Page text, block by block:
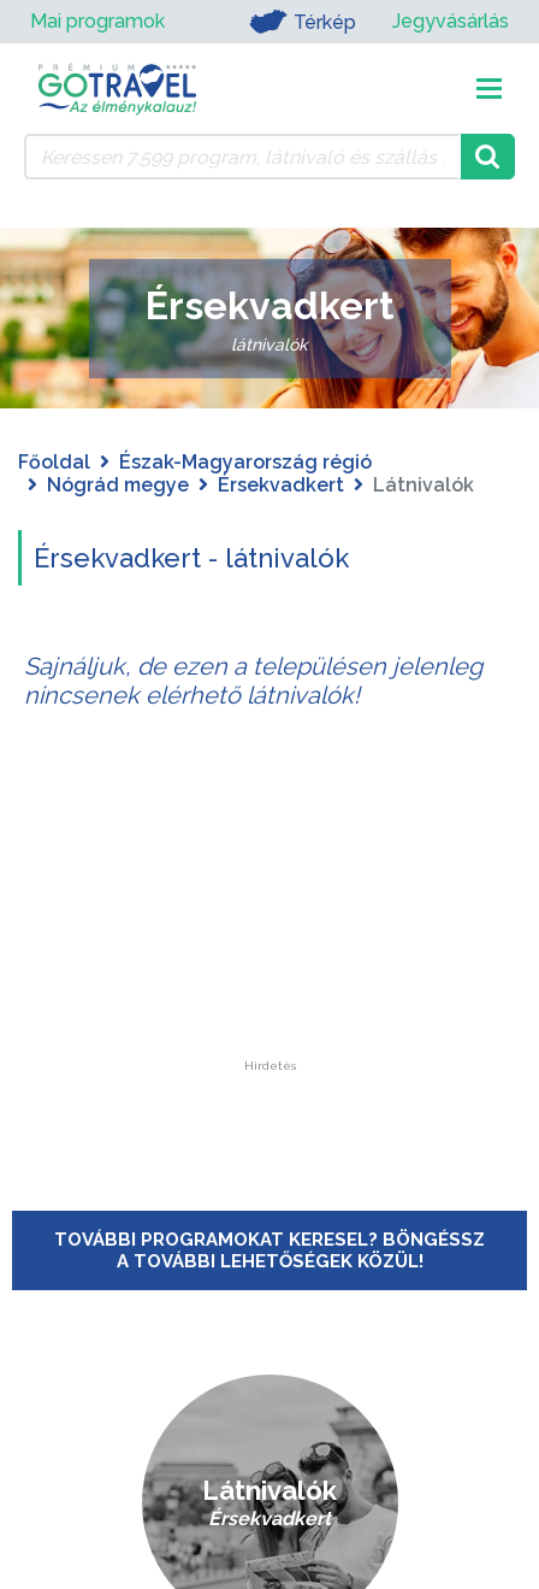
Mai programok Térkép Jegyvásárlás
Érsekvadkert
látnivalók
Főoldal
Észak-Magyarország régió
Nógrád megye
Érsekvadkert Látnivalók
Érsekvadkert - látnivalók
Sajnáljuk, de ezen a településen jelenleg
nincsenek elérhető látnivalók!
Hirdetés
TOVÁBBI PROGRAMOKAT KERESEL? BÖNGÉSSZ
A TOVÁBBI LEHETŐSÉGEK KÖZÜL!
Látnivalók
Érsekvadkert